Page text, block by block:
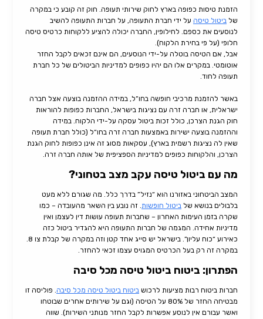
הזמנת טיסות כפופה בארץ לחוק שירותי תעופה. חוק זה קובע כי במקרה
של ביטול טיסה על ידי חברת התעופה, על חברות התעופה להשיב
לנוסעים את כספם. לחילופין, החברה יכולה להציע ללקוחות כרטיס טיסה
חלופי (על פי בחירת הלקוח).
אבל, אם הטיסה בוטלה על-ידי הנוסעים, הם אינם זכאים לקבל החזר
אוטומטי. במקרים אלו הם יהיו כפופים למדיניות הביטולים של כל חברת
תעופה לחוד.
באשר להזמנת מרכיבי חופשה בחו”ל, במידה ההזמנה בוצעה אצל חברה
ישראלית, או חברה זרה עם נציגות בישראל, החברות כפופות להוראות
חוק הגנת הצרכן, כולל זכות ביטול עסקה על-ידי הלקוח. במידה
וההזמנה בוצעה ישירות באמצעות חברה זרה בחו”ל (כולל חברת תעופה
שאין לה נציגות רשמית בארץ), עסקאות מסוג זה אינן כפופות לחוק הגנת
הצרכן, והלקוחות כפופים למדיניות הספציפית של אותה חברה זרה.
מה עם ביטול טיסה עקב מצב בטחוני?
המצב הביטחוני באזורנו הוא “נזיל” בדרך כלל. מה שגורם ללא מעט
בלבולים בנושא של ביטול חופשות. זה נובע בין השאר מהעובדה – כמו
שקרה בזמן העימות האחרון – שחברות תעופה עושות דין לעצמן ואין
מדיניות אחידה. המגמה של חברות התעופה היא להגדיר ביטול כזה
כאירוע “כוח עליון”. בישראל יש סייג אחד קטן וזה במקרה של קבלת צו 8.
במקרה זה רק בעל הכרטיס המגויס עצמו זכאי להחזר.
הפתרון: ביטוח ביטול טיסה מכל סיבה
חברות ביטוח רבות מציעות לרכוש ביטוח ביטול טיסה מכל סיבה. פוליסה זו
מבטיחה החזר של 80% על הטיסה (וגם על שירותים אחרים שבוטחו
ואשר עבורם אין לנוסע אפשרות לקבל החזר מנותני השירות). שווה